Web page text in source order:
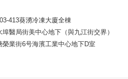
413葵湧冷凍大廈全棟
埠醫局街美中心地下（與九江街交界）
業街6号海濱工業中心地下D室